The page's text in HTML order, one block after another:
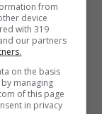
il club è
la
Milan
proprio
from
device
with 319
our partners
on the basis
managing
of this page
in privacy